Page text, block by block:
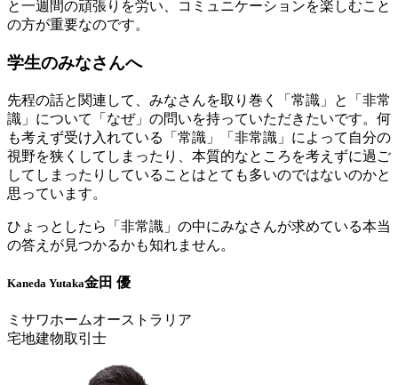
と一週間の頑張りを労い、コミュニケーションを楽しむこと
の方が重要なのです。
学生のみなさんへ
先程の話と関連して、みなさんを取り巻く「常識」と「非常
識」について「なぜ」の問いを持っていただきたいです。何
も考えず受け入れている「常識」「非常識」によって自分の
視野を狭くしてしまったり、本質的なところを考えずに過ご
してしまったりしていることはとても多いのではないのかと
思っています。
ひょっとしたら「非常識」の中にみなさんが求めている本当
の答えが見つかるかも知れません。
Kaneda Yutaka金田 優
ミサワホームオーストラリア
宅地建物取引士